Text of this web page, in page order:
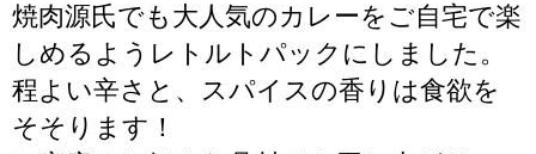
焼肉源氏でも大人気のカレーをご自宅で楽
しめるようレトルトパックにしました。
程よい辛さと、スパイスの香りは食欲を
そそります！